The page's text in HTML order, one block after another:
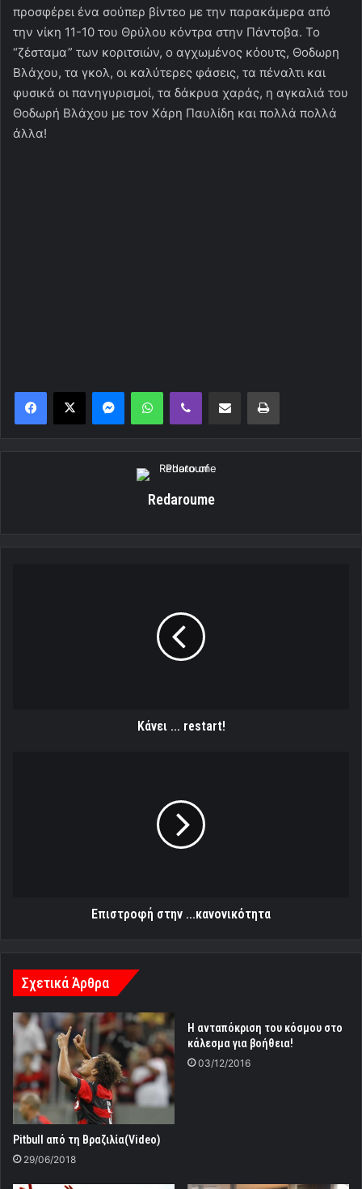
προσφέρει ένα σούπερ βίντεο με την παρακάμερα από
την νίκη 11-10 του Θρύλου κόντρα στην Πάντοβα. Το
“ζέσταμα” των κοριτσιών, ο αγχωμένος κόουτς, Θοδωρη
Βλάχου, τα γκολ, οι καλύτερες φάσεις, τα πέναλτι και
φυσικά οι πανηγυρισμοί, τα δάκρυα χαράς, η αγκαλιά του
Θοδωρή Βλάχου με τον Χάρη Παυλίδη και πολλά πολλά
άλλα!
MessengerWhatsAppViber Κοινοποίηση μέσω ηλεκτρονικού ταχυδρομείουΕκτύπωση
Redaroume
Κάνει ... restart!
Επιστροφή στην ...κανονικότητα
Σχετικά Άρθρα
Pitbull από τη Βραζιλία(Video)
29/06/2018
Η ανταπόκριση του κόσμου στο
κάλεσμα για βοήθεια!
03/12/2016